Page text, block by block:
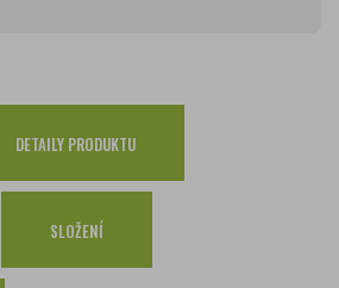
zdarma
zdarma
zdarma
DETAILY PRODUKTU
SLOŽENÍ